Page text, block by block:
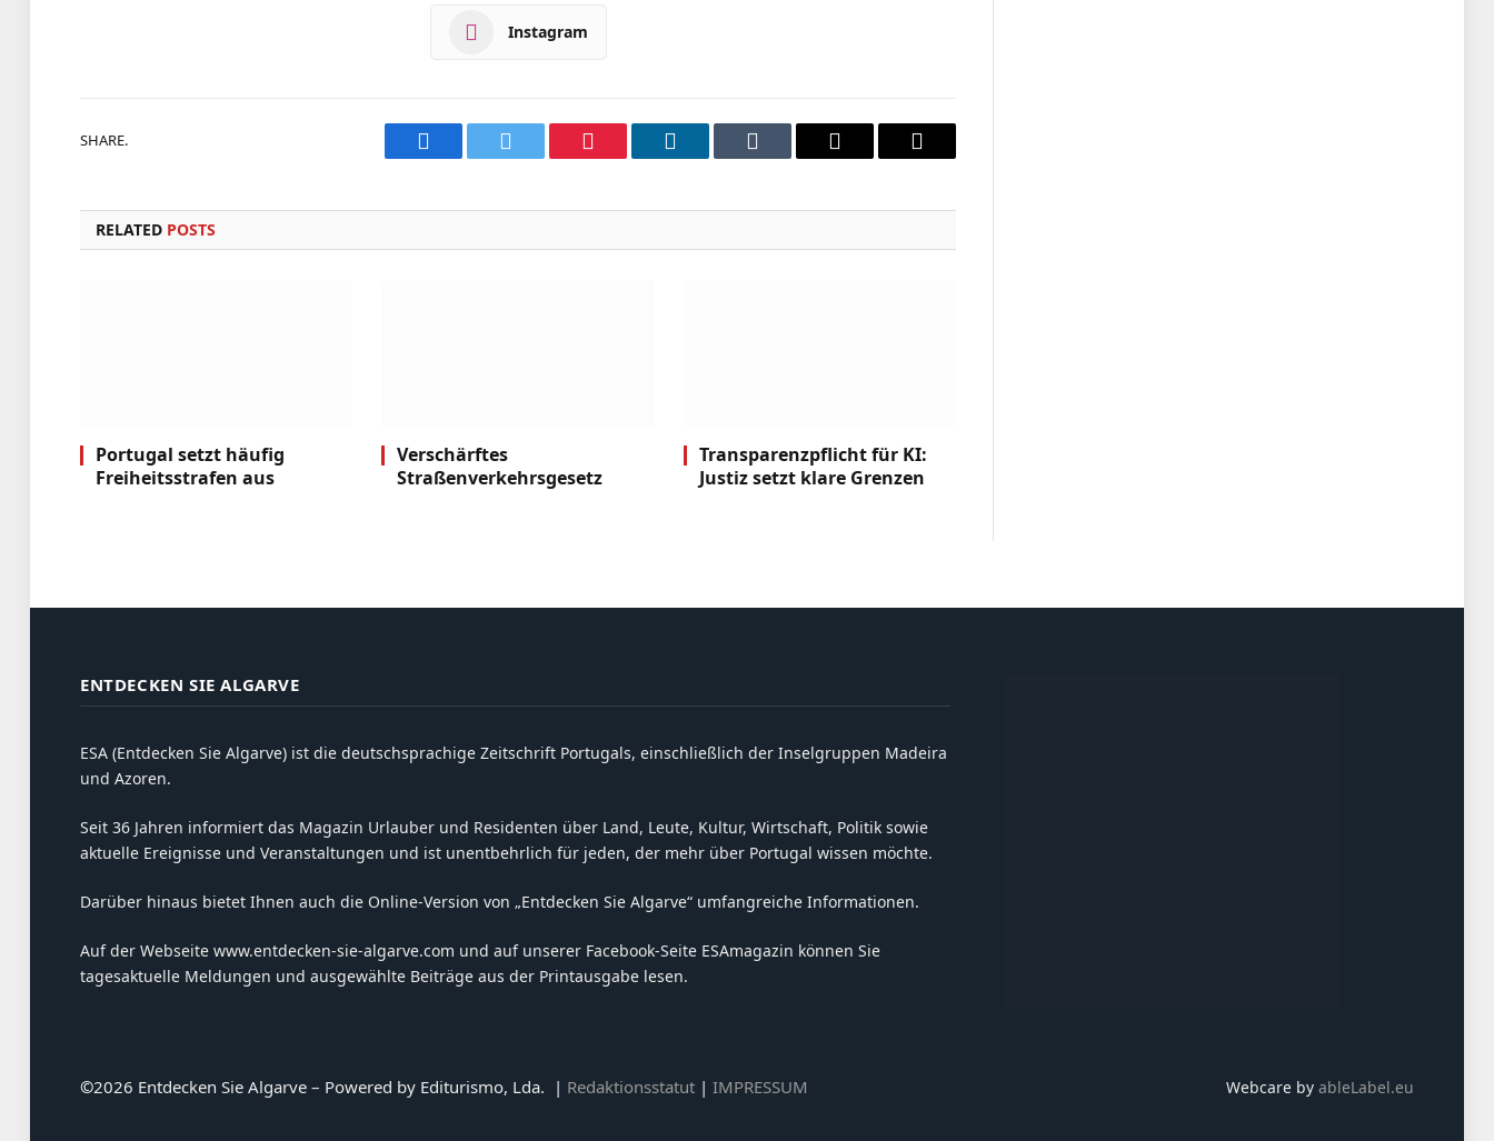
Instagram
SHARE. FacebookTwitter PinterestLinkedInTumblr Email
Copy
RELATED POSTS
Portugal setzt häufig
Freiheitsstrafen aus
Verschärftes
Straßenverkehrsgesetz
Transparenzpflicht für KI:
Justiz setzt klare Grenzen
ENTDECKEN SIE ALGARVE
ESA (Entdecken Sie Algarve) ist die deutschsprachige Zeitschrift Portugals, einschließlich der Inselgruppen Madeira
und Azoren.
Seit 36 Jahren informiert das Magazin Urlauber und Residenten über Land, Leute, Kultur, Wirtschaft, Politik sowie
aktuelle Ereignisse und Veranstaltungen und ist unentbehrlich für jeden, der mehr über Portugal wissen möchte.
Darüber hinaus bietet Ihnen auch die Online-Version von „Entdecken Sie Algarve“ umfangreiche Informationen.
Auf der Webseite www.entdecken-sie-algarve.com und auf unserer Facebook-Seite ESAmagazin können Sie
tagesaktuelle Meldungen und ausgewählte Beiträge aus der Printausgabe lesen.
©2026 Entdecken Sie Algarve – Powered by Editurismo, Lda. | Redaktionsstatut | IMPRESSUM Webcare by ableLabel.eu